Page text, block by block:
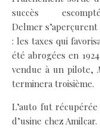
succès
Delmer
: les taxes qui
été abrogées en
vendue à un pilote,
terminera troisième.
L’auto fut
d’usine chez